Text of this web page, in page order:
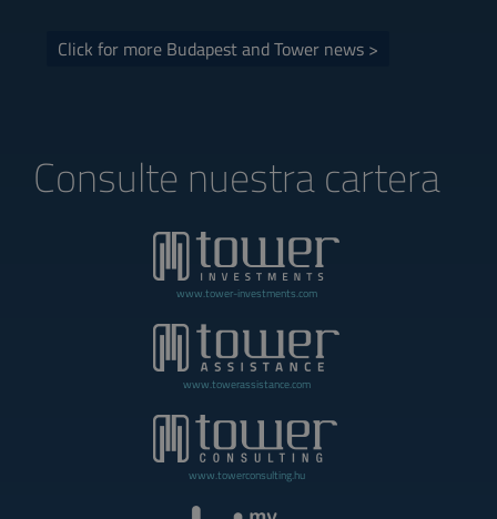
Click for more Budapest and Tower news >
Consulte nuestra cartera
www.tower-investments.com
www.towerassistance.com
www.towerconsulting.hu